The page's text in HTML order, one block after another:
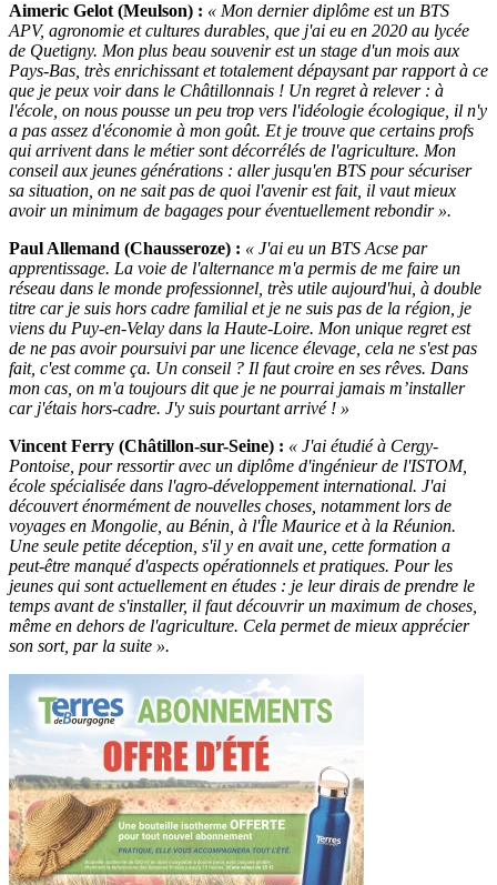
Aimeric Gelot (Meulson) : « Mon dernier diplôme est un BTS
APV, agronomie et cultures durables, que j'ai eu en 2020 au lycée
de Quetigny. Mon plus beau souvenir est un stage d'un mois aux
Pays-Bas, très enrichissant et totalement dépaysant par rapport à ce
que je peux voir dans le Châtillonnais ! Un regret à relever : à
l'école, on nous pousse un peu trop vers l'idéologie écologique, il n'y
a pas assez d'économie à mon goût. Et je trouve que certains profs
qui arrivent dans le métier sont décorrélés de l'agriculture. Mon
conseil aux jeunes générations : aller jusqu'en BTS pour sécuriser
sa situation, on ne sait pas de quoi l'avenir est fait, il vaut mieux
avoir un minimum de bagages pour éventuellement rebondir ».
Paul Allemand (Chausseroze) : « J'ai eu un BTS Acse par
apprentissage. La voie de l'alternance m'a permis de me faire un
réseau dans le monde professionnel, très utile aujourd'hui, à double
titre car je suis hors cadre familial et je ne suis pas de la région, je
viens du Puy-en-Velay dans la Haute-Loire. Mon unique regret est
de ne pas avoir poursuivi par une licence élevage, cela ne s'est pas
fait, c'est comme ça. Un conseil ? Il faut croire en ses rêves. Dans
mon cas, on m'a toujours dit que je ne pourrai jamais m’installer
car j'étais hors-cadre. J'y suis pourtant arrivé ! »
Vincent Ferry (Châtillon-sur-Seine) : « J'ai étudié à Cergy-
Pontoise, pour ressortir avec un diplôme d'ingénieur de l'ISTOM,
école spécialisée dans l'agro-développement international. J'ai
découvert énormément de nouvelles choses, notamment lors de
voyages en Mongolie, au Bénin, à l'Île Maurice et à la Réunion.
Une seule petite déception, s'il y en avait une, cette formation a
peut-être manqué d'aspects opérationnels et pratiques. Pour les
jeunes qui sont actuellement en études : je leur dirais de prendre le
temps avant de s'installer, il faut découvrir un maximum de choses,
même en dehors de l'agriculture. Cela permet de mieux apprécier
son sort, par la suite ».